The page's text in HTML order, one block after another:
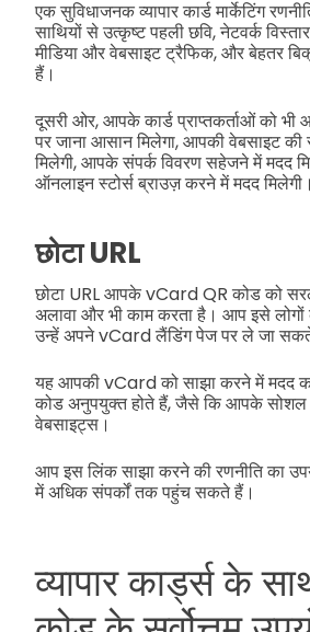
एक सुविधाजनक व्यापार कार्ड मार्केटिंग
साथियों से उत्कृष्ट पहली छवि, नेटवर्क
मीडिया और वेबसाइट ट्रैफिक, और बेहतर
हैं।
दूसरी ओर, आपके कार्ड प्राप्तकर्ताओं को
पर जाना आसान मिलेगा, आपकी वेबसाइट की
मिलेगी, आपके संपर्क विवरण सहेजने में मदद
ऑनलाइन स्टोर्स ब्राउज़ करने में मदद मिलेगी।
छोटा URL
छोटा URL आपके vCard QR कोड को
अलावा और भी काम करता है। आप इसे
उन्हें अपने vCard लैंडिंग पेज पर ले जा
यह आपकी vCard को साझा करने में मदद
कोड अनुपयुक्त होते हैं, जैसे कि आपके सोशल
वेबसाइट्स।
आप इस लिंक साझा करने की रणनीति का
में अधिक संपर्कों तक पहुंच सकते हैं।
व्यापार कार्ड्स के